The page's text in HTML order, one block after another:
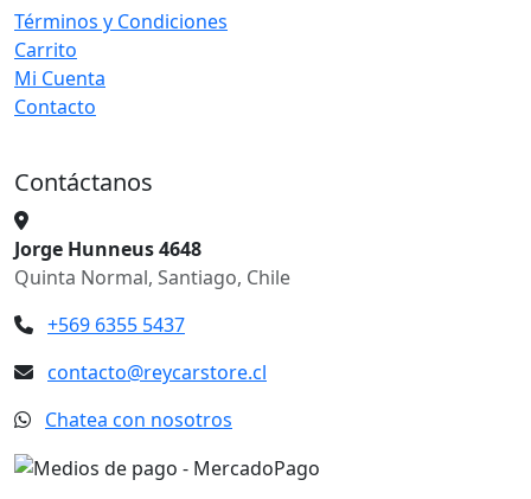
Términos y Condiciones
Carrito
Mi Cuenta
Contacto
Contáctanos
Jorge Hunneus 4648
Quinta Normal, Santiago, Chile
+569 6355 5437
contacto@reycarstore.cl
Chatea con nosotros